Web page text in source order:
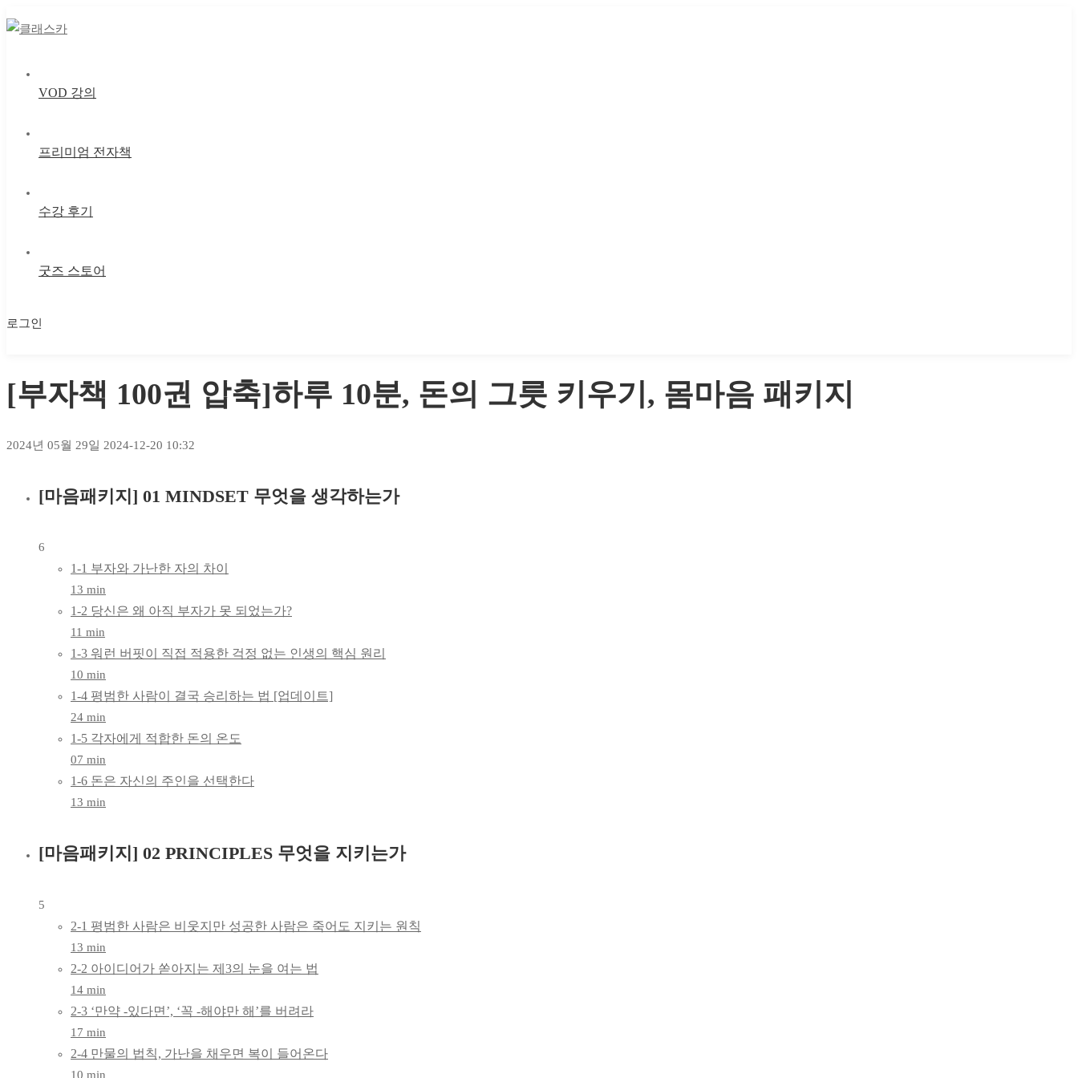
VOD 강의
프리미엄 전자책
수강 후기
굿즈 스토어
로그인
[부자책 100권 압축]하루 10분, 돈의 그릇 키우기, 몸마음 패키지
2024년 05월 29일 2024-12-20 10:32
[부자책
100권
압축]
하루
키우기,
몸마음
[마음패키지] 01 MINDSET 무엇을 생각하는가
6
1-1 부자와 가난한 자의 차이
13 min
1-2 당신은 왜 아직 부자가 못 되었는가?
11 min
1-3 워런 버핏이 직접 적용한 걱정 없는 인생의 핵심 원리
10 min
1-4 평범한 사람이 결국 승리하는 법 [업데이트]
24 min
1-5 각자에게 적합한 돈의 온도
07 min
1-6 돈은 자신의 주인을 선택한다
13 min
[마음패키지] 02 PRINCIPLES 무엇을 지키는가
5
2-1 평범한 사람은 비웃지만 성공한 사람은 죽어도 지키는 원칙
13 min
2-2 아이디어가 쏟아지는 제3의 눈을 여는 법
14 min
2-3 ‘만약 -있다면’, ‘꼭 -해야만 해’를 버려라
17 min
2-4 만물의 법칙, 가난을 채우면 복이 들어온다
10 min